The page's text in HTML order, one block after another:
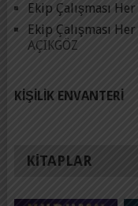
Ekip Çalışması
Ekip Çalışması
AÇIKGÖZ
KIŞILIK ENVANTERI
KITAPLAR